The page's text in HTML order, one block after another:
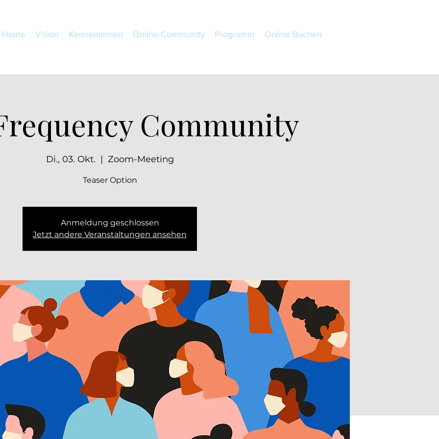
Home Vision Kennenlernen Online-Community Programm Online Buchen
Community
Di., 03. Okt.
  |
Zoom-Meeting
Teaser Option
Anmeldung geschlossen
Jetzt andere Veranstaltungen ansehen